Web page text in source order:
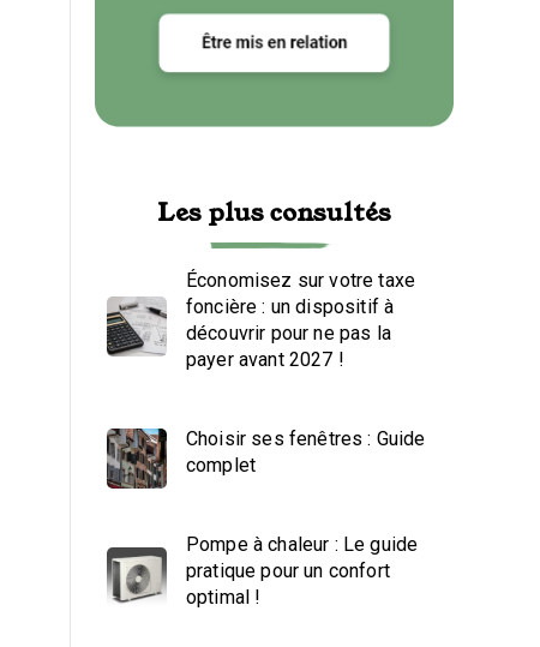
Les plus consultés
Économisez sur votre taxe
foncière : un dispositif à
découvrir pour ne pas la
payer avant 2027 !
Choisir ses fenêtres : Guide
complet
Pompe à chaleur : Le guide
pratique pour un confort
optimal !